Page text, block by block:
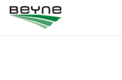
Overslaan naar inhoud